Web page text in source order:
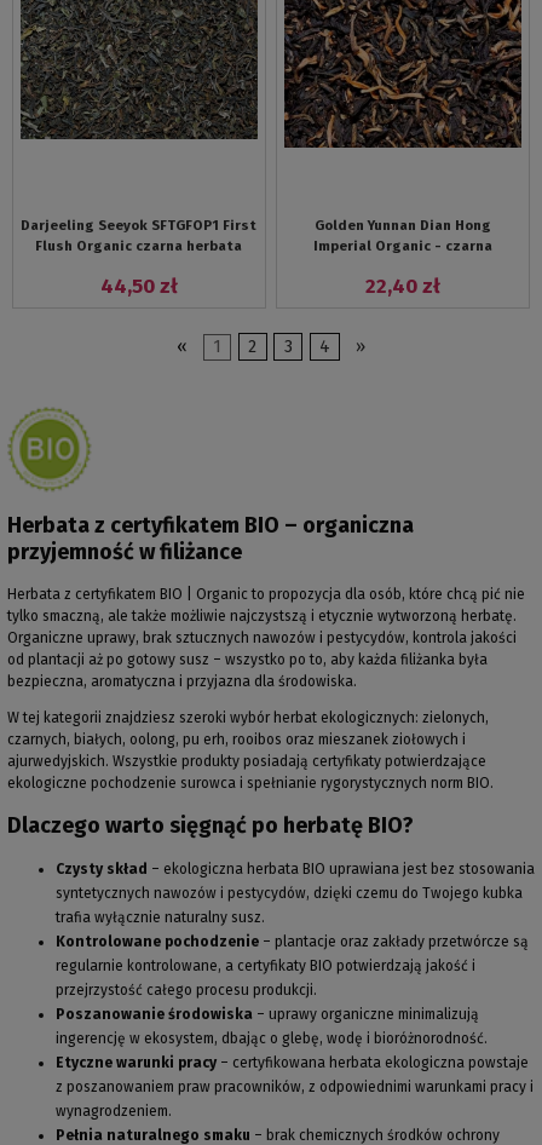
Darjeeling Seeyok SFTGFOP1 First
Flush Organic czarna herbata
44,50 zł
Golden Yunnan Dian Hong
Imperial Organic - czarna
22,40 zł
« 1 2 3 4 »
Herbata z certyfikatem BIO – organiczna
przyjemność w filiżance
Herbata z certyfikatem BIO | Organic to propozycja dla osób, które chcą pić nie
tylko smaczną, ale także możliwie najczystszą i etycznie wytworzoną herbatę.
Organiczne uprawy, brak sztucznych nawozów i pestycydów, kontrola jakości
od plantacji aż po gotowy susz – wszystko po to, aby każda filiżanka była
bezpieczna, aromatyczna i przyjazna dla środowiska.
W tej kategorii znajdziesz szeroki wybór herbat ekologicznych: zielonych,
czarnych, białych, oolong, pu erh, rooibos oraz mieszanek ziołowych i
ajurwedyjskich. Wszystkie produkty posiadają certyfikaty potwierdzające
ekologiczne pochodzenie surowca i spełnianie rygorystycznych norm BIO.
Dlaczego warto sięgnąć po herbatę BIO?
Czysty skład – ekologiczna herbata BIO uprawiana jest bez stosowania
syntetycznych nawozów i pestycydów, dzięki czemu do Twojego kubka
trafia wyłącznie naturalny susz.
Kontrolowane pochodzenie – plantacje oraz zakłady przetwórcze są
regularnie kontrolowane, a certyfikaty BIO potwierdzają jakość i
przejrzystość całego procesu produkcji.
Poszanowanie środowiska – uprawy organiczne minimalizują
ingerencję w ekosystem, dbając o glebę, wodę i bioróżnorodność.
Etyczne warunki pracy – certyfikowana herbata ekologiczna powstaje
z poszanowaniem praw pracowników, z odpowiednimi warunkami pracy i
wynagrodzeniem.
Pełnia naturalnego smaku – brak chemicznych środków ochrony